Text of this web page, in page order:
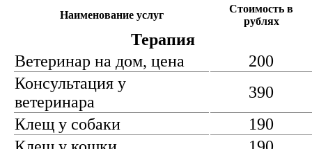
Наименование услуг
Стоимость в
рублях
Терапия
Ветеринар на дом, цена
200
Консультация у
ветеринара
390
Клещ у собаки
190